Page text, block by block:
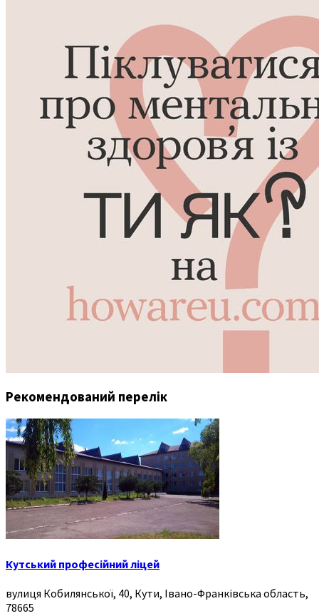
Рекомендований перелік
Кутський професійний ліцей
вулиця Кобилянської, 40, Кути, Івано-Франківська область,
78665